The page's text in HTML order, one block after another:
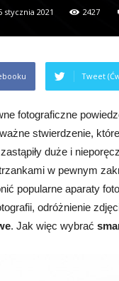
stycznia 2021 2427
Tweet
fotograficzne
stwierdzenie,
duże i
w pewnym
popularne aparaty
odróżnienie
. Jak więc wybrać